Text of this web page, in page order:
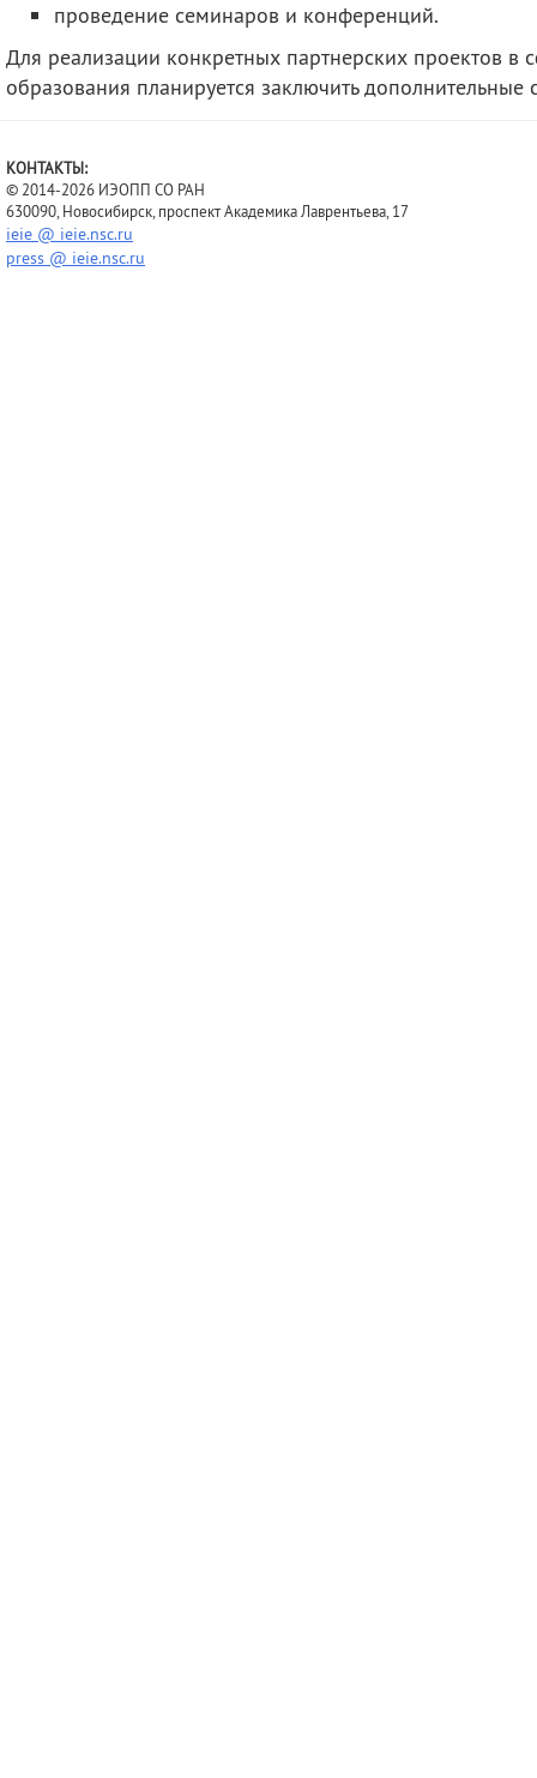
проведение семинаров и конференций.
Для реализации конкретных партнерских проектов в
образования планируется заключить дополнительные
КОНТАКТЫ:
© 2014-2026 ИЭОПП СО РАН
630090, Новосибирск, проспект Академика Лаврентьева, 17
ieie @ ieie.nsc.ru
press @ ieie.nsc.ru